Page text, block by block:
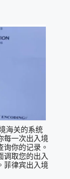
海关的系统
每一次出入境
你的记录。
调取您的出入
菲律宾出入境